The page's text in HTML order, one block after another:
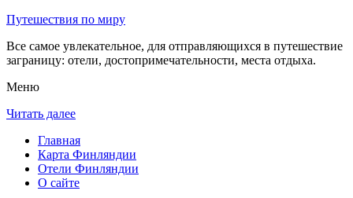
Путешествия по миру
Все самое увлекательное, для отправляющихся в путешествие
заграницу: отели, достопримечательности, места отдыха.
Меню
Читать далее
Главная
Карта Финляндии
Отели Финляндии
О сайте